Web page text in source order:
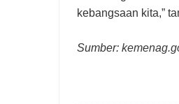
kebangsaan kita,”
Sumber: